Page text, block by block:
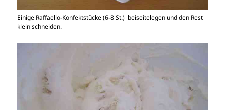
Einige Raffaello-Konfektstücke (6-8 St.) beiseitelegen und den Rest
klein schneiden.